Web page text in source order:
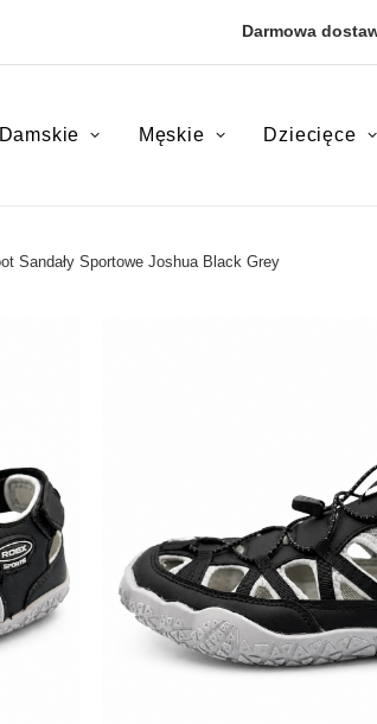
Darmowa
Damskie Męskie Dziecięce
Sandały Sportowe Joshua Black Grey